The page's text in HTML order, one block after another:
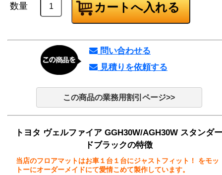
数量
問い合わせる
見積りを依頼する
この商品の業務用割引ページ>>
トヨタ ヴェルファイア GGH30W/AGH30W スタンダー
ドブラックの特徴
当店のフロアマットはお車１台１台にジャストフィット！
をモッ
トーにオーダーメイドにて愛情こめて製作しています。